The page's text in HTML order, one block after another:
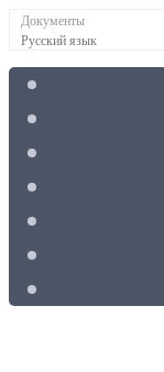
Документы
Русский язык